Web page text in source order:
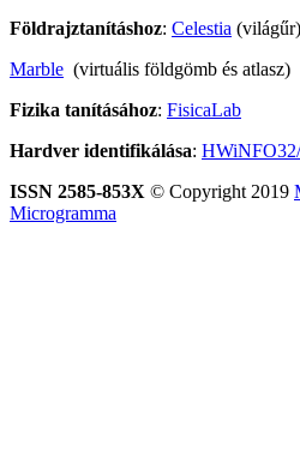
Földrajztanításhoz: Celestia
Marble (virtuális földgömb és atlasz)
Fizika tanításához: FisicaLab
Hardver identifikálása:
ISSN 2585-853X © Copyright 2019
Microgramma